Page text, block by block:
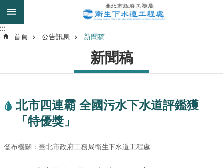
跳到主要內容區塊
進
我
的
分
是
:::
:::
首頁 公告訊息 新聞稿
新聞稿
北市四連霸 全國污水下水道評鑑獲
「特優獎」
發布機關：臺北市政府工務局衛生下水道工程處